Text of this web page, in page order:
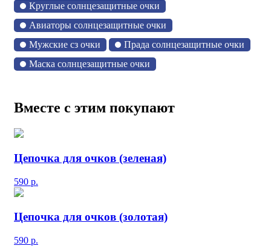
Круглые солнцезащитные очки
Авиаторы солнцезащитные очки
Мужские сз очки
Прада солнцезащитные очки
Маска солнцезащитные очки
Вместе с этим покупают
Цепочка для очков (зеленая)
590 р.
Цепочка для очков (золотая)
590 р.